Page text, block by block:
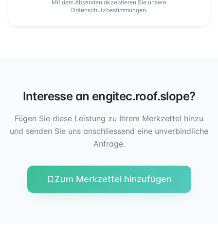
Mit dem Absenden akzeptieren Sie unsere
Datenschutzbestimmungen.
Interesse an engitec.roof.slope?
Fügen Sie diese Leistung zu Ihrem Merkzettel hinzu
und senden Sie uns anschliessend eine unverbindliche
Anfrage.
Zum Merkzettel hinzufügen